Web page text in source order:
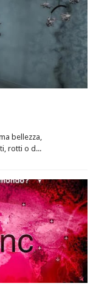
bellezza,
rotti o d...